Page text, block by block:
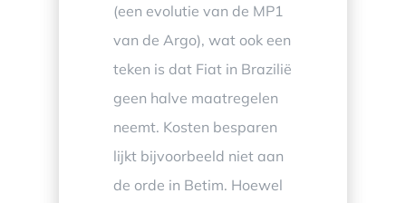
(een evolutie van de MP1
van de Argo), wat ook een
teken is dat Fiat in Brazilië
geen halve maatregelen
neemt. Kosten besparen
lijkt bijvoorbeeld niet aan
de orde in Betim. Hoewel